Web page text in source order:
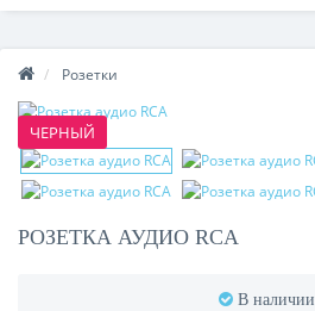
Розетки
ЧЕРНЫЙ
РОЗЕТКА АУДИО RCA
В наличии